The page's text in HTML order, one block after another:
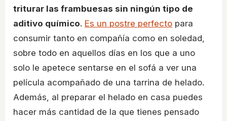
triturar las frambuesas sin ningún tipo de
aditivo químico. Es un postre perfecto para
consumir tanto en compañía como en soledad,
sobre todo en aquellos días en los que a uno
solo le apetece sentarse en el sofá a ver una
película acompañado de una tarrina de helado.
Además, al preparar el helado en casa puedes
hacer más cantidad de la que tienes pensado